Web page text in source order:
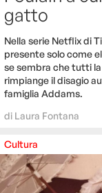
gatto
Nella serie Netflix di
presente solo come
se sembra che tutti
rimpiange il disagio
famiglia Addams.
di Laura Fontana
Cultura